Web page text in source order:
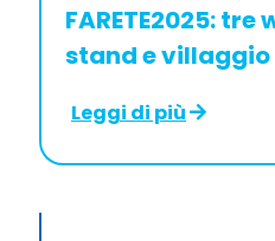
FARETE2025:
stand e villaggio
Leggi di più